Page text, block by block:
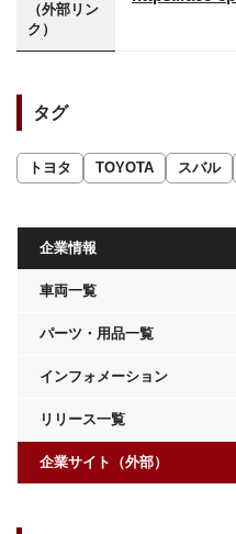
（外部リン
ク）
タグ
トヨタ TOYOTA スバル
企業情報
車両一覧
パーツ・用品一覧
インフォメーション
リリース一覧
企業サイト（外部）